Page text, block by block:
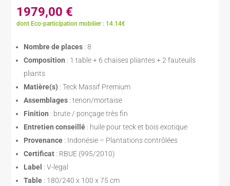
1979,00 €
dont Eco-participation mobilier : 14.14€
Nombre de places : 8
Composition : 1 table + 6 chaises pliantes + 2 fauteuils
pliants
Matière(s) : Teck Massif Premium
Assemblages : tenon/mortaise
Finition : brute / ponçage très fin
Entretien conseillé : huile pour teck et bois exotique
Provenance : Indonésie – Plantations contrôlées
Certificat : RBUE (995/2010)
Label : V-legal
Table : 180/240 x 100 x 75 cm